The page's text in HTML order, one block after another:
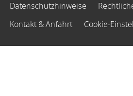
Datenschutzhinweise
Kontakt & Anfahrt
Cookie-